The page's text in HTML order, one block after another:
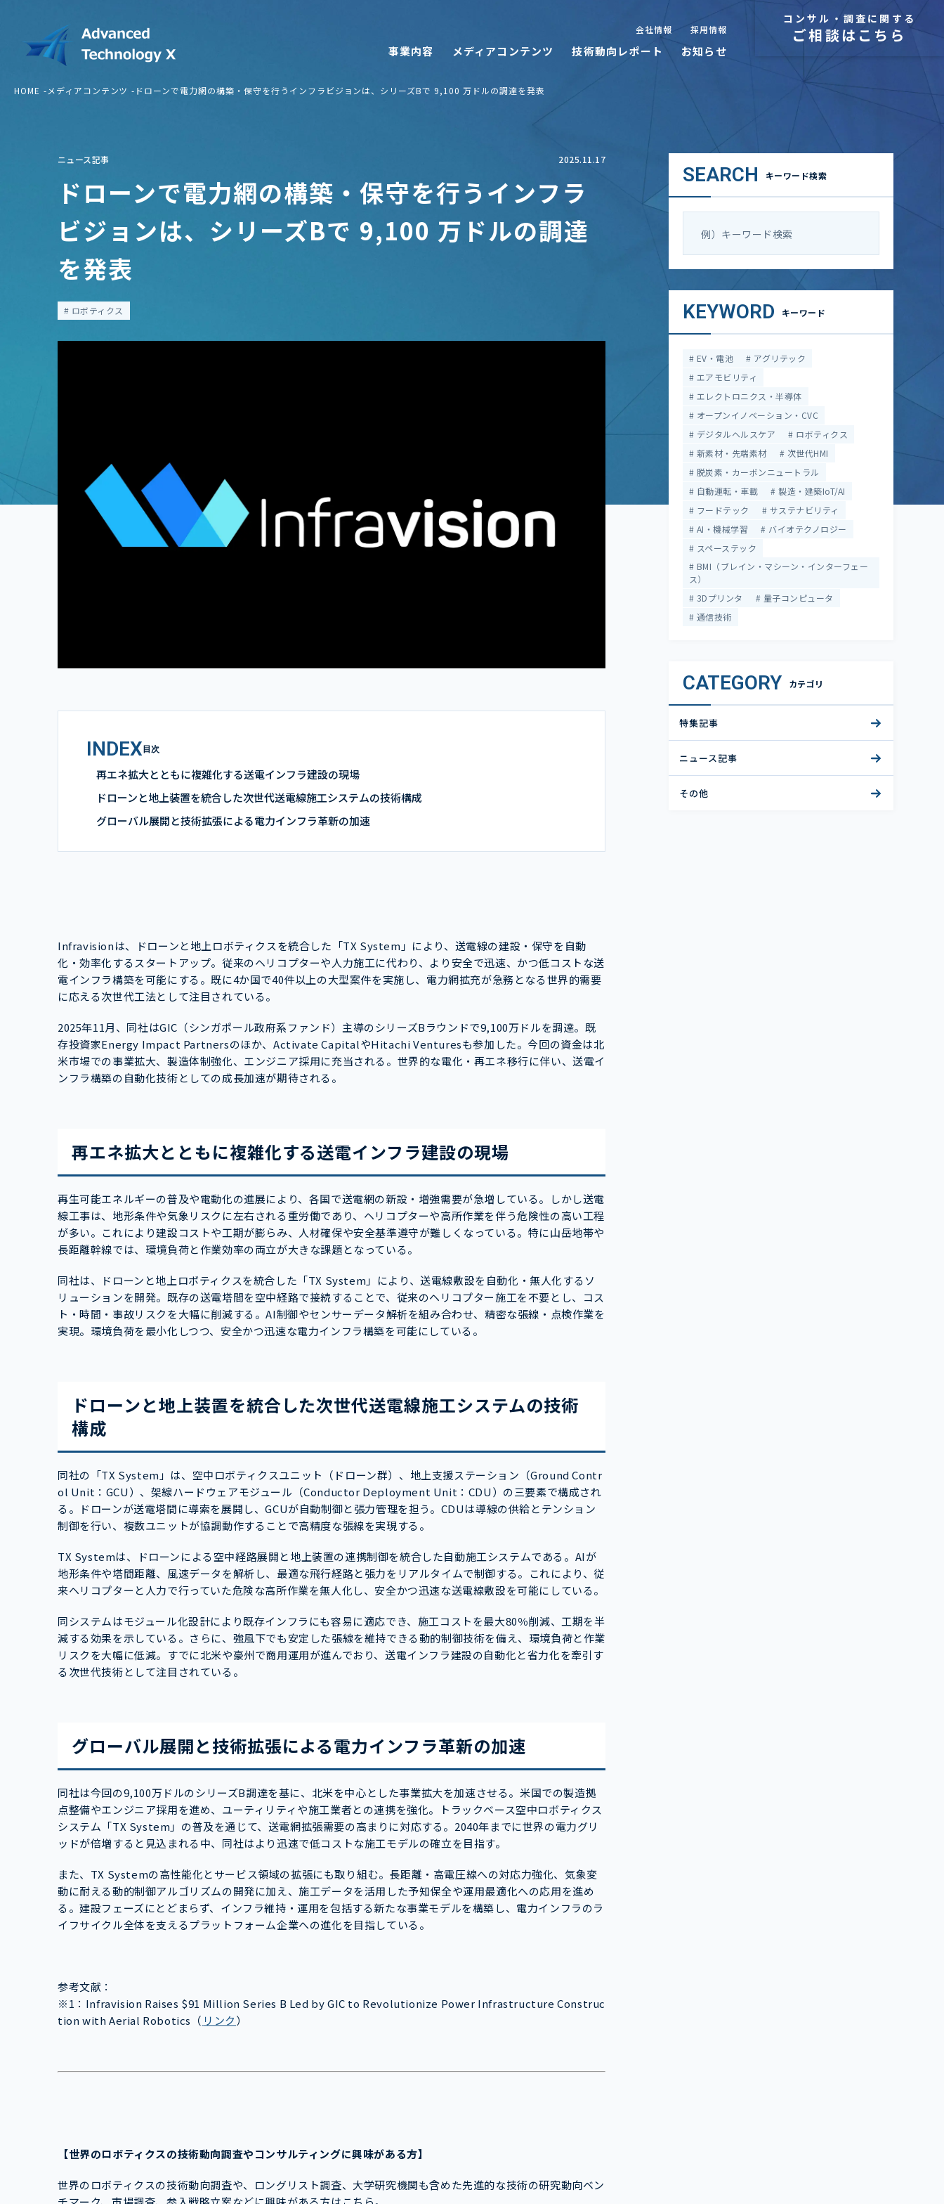
事業内容 メディアコンテンツ 技術動向レポート お知らせ
会社情報 採用情報
コンサル・調査に関する
ご相談はこちら
HOME メディアコンテンツ ドローンで電力網の構築・保守を行うインフラビジョンは、シリーズBで 9,100 万ドルの調達を発表
ニュース記事 2025.11.17
ドローンで電力網の構築・保守を行うインフラ
ビジョンは、シリーズBで 9,100 万ドルの調達
を発表
ロボティクス
INDEX目次
再エネ拡大とともに複雑化する送電インフラ建設の現場
ドローンと地上装置を統合した次世代送電線施工システムの技術構成
グローバル展開と技術拡張による電力インフラ革新の加速
Infravisionは、ドローンと地上ロボティクスを統合した「TX System」により、送電線の建設・保守を自動
化・効率化するスタートアップ。従来のヘリコプターや人力施工に代わり、より安全で迅速、かつ低コストな送
電インフラ構築を可能にする。既に4か国で40件以上の大型案件を実施し、電力網拡充が急務となる世界的需要
に応える次世代工法として注目されている。
2025年11月、同社はGIC（シンガポール政府系ファンド）主導のシリーズBラウンドで9,100万ドルを調達。既
存投資家Energy Impact Partnersのほか、Activate CapitalやHitachi Venturesも参加した。今回の資金は北
米市場での事業拡大、製造体制強化、エンジニア採用に充当される。世界的な電化・再エネ移行に伴い、送電イ
ンフラ構築の自動化技術としての成長加速が期待される。
再エネ拡大とともに複雑化する送電インフラ建設の現場
再生可能エネルギーの普及や電動化の進展により、各国で送電網の新設・増強需要が急増している。しかし送電
線工事は、地形条件や気象リスクに左右される重労働であり、ヘリコプターや高所作業を伴う危険性の高い工程
が多い。これにより建設コストや工期が膨らみ、人材確保や安全基準遵守が難しくなっている。特に山岳地帯や
長距離幹線では、環境負荷と作業効率の両立が大きな課題となっている。
同社は、ドローンと地上ロボティクスを統合した「TX System」により、送電線敷設を自動化・無人化するソ
リューションを開発。既存の送電塔間を空中経路で接続することで、従来のヘリコプター施工を不要とし、コス
ト・時間・事故リスクを大幅に削減する。AI制御やセンサーデータ解析を組み合わせ、精密な張線・点検作業を
実現。環境負荷を最小化しつつ、安全かつ迅速な電力インフラ構築を可能にしている。
ドローンと地上装置を統合した次世代送電線施工システムの技術
構成
同社の「TX System」は、空中ロボティクスユニット（ドローン群）、地上支援ステーション（Ground Contr
ol Unit：GCU）、架線ハードウェアモジュール（Conductor Deployment Unit：CDU）の三要素で構成され
る。ドローンが送電塔間に導索を展開し、GCUが自動制御と張力管理を担う。CDUは導線の供給とテンション
制御を行い、複数ユニットが協調動作することで高精度な張線を実現する。
TX Systemは、ドローンによる空中経路展開と地上装置の連携制御を統合した自動施工システムである。AIが
地形条件や塔間距離、風速データを解析し、最適な飛行経路と張力をリアルタイムで制御する。これにより、従
来ヘリコプターと人力で行っていた危険な高所作業を無人化し、安全かつ迅速な送電線敷設を可能にしている。
同システムはモジュール化設計により既存インフラにも容易に適応でき、施工コストを最大80％削減、工期を半
減する効果を示している。さらに、強風下でも安定した張線を維持できる動的制御技術を備え、環境負荷と作業
リスクを大幅に低減。すでに北米や豪州で商用運用が進んでおり、送電インフラ建設の自動化と省力化を牽引す
る次世代技術として注目されている。
グローバル展開と技術拡張による電力インフラ革新の加速
同社は今回の9,100万ドルのシリーズB調達を基に、北米を中心とした事業拡大を加速させる。米国での製造拠
点整備やエンジニア採用を進め、ユーティリティや施工業者との連携を強化。トラックベース空中ロボティクス
システム「TX System」の普及を通じて、送電網拡張需要の高まりに対応する。2040年までに世界の電力グリ
ッドが倍増すると見込まれる中、同社はより迅速で低コストな施工モデルの確立を目指す。
また、TX Systemの高性能化とサービス領域の拡張にも取り組む。長距離・高電圧線への対応力強化、気象変
動に耐える動的制御アルゴリズムの開発に加え、施工データを活用した予知保全や運用最適化への応用を進め
る。建設フェーズにとどまらず、インフラ維持・運用を包括する新たな事業モデルを構築し、電力インフラのラ
イフサイクル全体を支えるプラットフォーム企業への進化を目指している。
参考文献：
※1：Infravision Raises $91 Million Series B Led by GIC to Revolutionize Power Infrastructure Construc
tion with Aerial Robotics（ リンク）
【世界のロボティクスの技術動向調査やコンサルティングに興味がある方】
世界のロボティクスの技術動向調査や、ロングリスト調査、大学研究機関も含めた先進的な技術の研究動向ベン
SEARCH キーワード検索
KEYWORD キーワード
EV・電池
アグリテック
エアモビリティ
エレクトロニクス・半導体
オープンイノベーション・CVC
デジタルヘルスケア
ロボティクス
新素材・先端素材
次世代HMI
脱炭素・カーボンニュートラル
自動運転・車載
製造・建築IoT/AI
フードテック
サステナビリティ
AI・機械学習
バイオテクノロジー
スペーステック
BMI（ブレイン・マシーン・インターフェー
ス）
3Dプリンタ
量子コンピュータ
通信技術
CATEGORY カテゴリ
特集記事
ニュース記事
その他